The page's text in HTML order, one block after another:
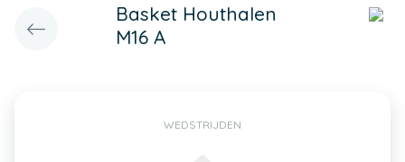
Basket Houthalen
M16 A
WEDSTRIJDEN